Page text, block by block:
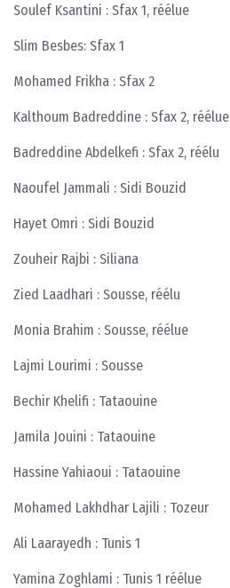
Soulef Ksantini : Sfax 1, réélue
Slim Besbes: Sfax 1
Mohamed Frikha : Sfax 2
Kalthoum Badreddine : Sfax 2, réélue
Badreddine Abdelkefi : Sfax 2, réélu
Naoufel Jammali : Sidi Bouzid
Hayet Omri : Sidi Bouzid
Zouheir Rajbi : Siliana
Zied Laadhari : Sousse, réélu
Monia Brahim : Sousse, réélue
Lajmi Lourimi : Sousse
Bechir Khelifi : Tataouine
Jamila Jouini : Tataouine
Hassine Yahiaoui : Tataouine
Mohamed Lakhdhar Lajili : Tozeur
Ali Laarayedh : Tunis 1
Yamina Zoghlami : Tunis 1 réélue